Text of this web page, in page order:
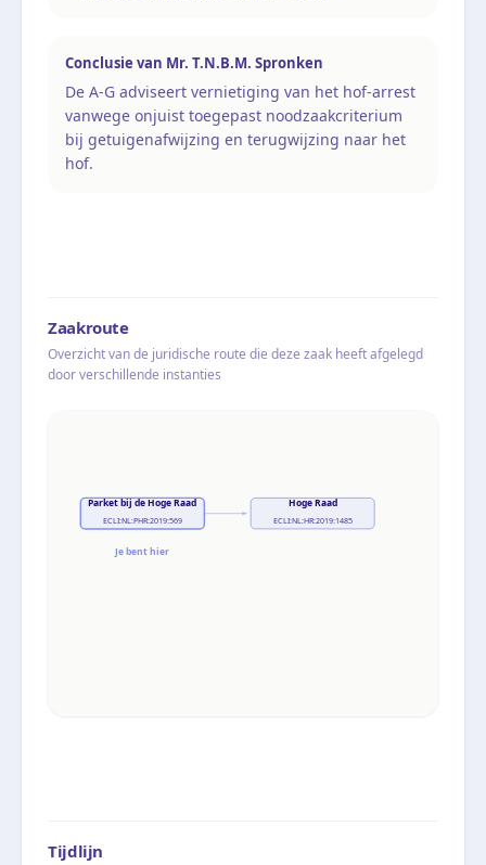
Conclusie van Mr. T.N.B.M. Spronken
De A-G adviseert vernietiging van het hof-arrest
vanwege onjuist toegepast noodzaakcriterium
bij getuigenafwijzing en terugwijzing naar het
hof.
Zaakroute
Overzicht van de juridische route die deze zaak heeft afgelegd
door verschillende instanties
Parket bij de Hoge Raad
ECLI:NL:PHR:2019:569
Je bent hier
Hoge Raad
ECLI:NL:HR:2019:1485
Tijdlijn